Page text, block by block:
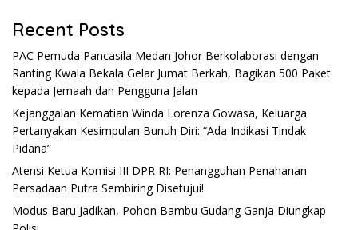
Recent Posts
PAC Pemuda Pancasila Medan Johor Berkolaborasi dengan
Ranting Kwala Bekala Gelar Jumat Berkah, Bagikan 500 Paket
kepada Jemaah dan Pengguna Jalan
Kejanggalan Kematian Winda Lorenza Gowasa, Keluarga
Pertanyakan Kesimpulan Bunuh Diri: “Ada Indikasi Tindak
Pidana”
Atensi Ketua Komisi III DPR RI: Penangguhan Penahanan
Persadaan Putra Sembiring Disetujui!
Modus Baru Jadikan, Pohon Bambu Gudang Ganja Diungkap